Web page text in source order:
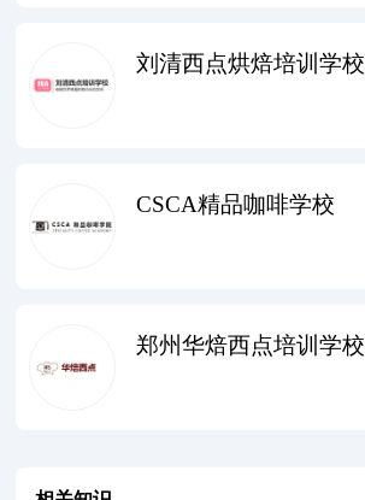
刘清西点烘焙培训学校
CSCA精品咖啡学校
郑州华焙西点培训学校